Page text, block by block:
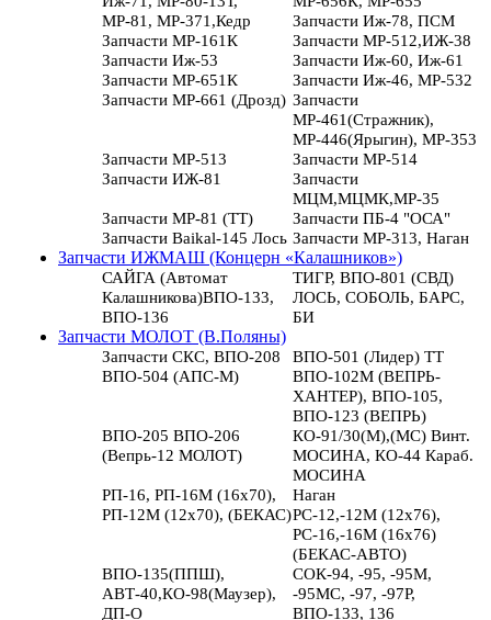
МР-81, МР-371,Кедр
Запчасти Иж-78, ПСМ
Запчасти МР-161К
Запчасти МР-512,ИЖ-38
Запчасти Иж-53
Запчасти Иж-60, Иж-61
Запчасти МР-651К
Запчасти Иж-46, МР-532
Запчасти МР-661 (Дрозд) Запчасти
МР-461(Стражник),
МР-446(Ярыгин), МР-353
Запчасти МР-513
Запчасти МР-514
Запчасти ИЖ-81
Запчасти
МЦМ,МЦМК,МР-35
Запчасти МР-81 (ТТ)
Запчасти ПБ-4 "ОСА"
Запчасти Baikal-145 Лось Запчасти МР-313, Наган
Запчасти ИЖМАШ (Концерн «Калашников»)
САЙГА (Автомат
Калашникова)ВПО-133,
ВПО-136
ТИГР, ВПО-801 (СВД)
ЛОСЬ, СОБОЛЬ, БАРС,
БИ
Запчасти МОЛОТ (В.Поляны)
Запчасти СКС, ВПО-208
ВПО-501 (Лидер) ТТ
ВПО-504 (АПС-М)
ВПО-102М (ВЕПРЬ-
ХАНТЕР), ВПО-105,
ВПО-123 (ВЕПРЬ)
ВПО-205 ВПО-206
(Вепрь-12 МОЛОТ)
КО-91/30(М),(МС) Винт.
МОСИНА, КО-44 Караб.
МОСИНА
РП-16, РП-16М (16х70),
РП-12М (12х70), (БЕКАС)
Наган
РС-12,-12М (12х76),
РС-16,-16М (16х76)
(БЕКАС-АВТО)
ВПО-135(ППШ),
АВТ-40,КО-98(Маузер),
ДП-О
СОК-94, -95, -95М,
-95МС, -97, -97Р,
ВПО-133, 136